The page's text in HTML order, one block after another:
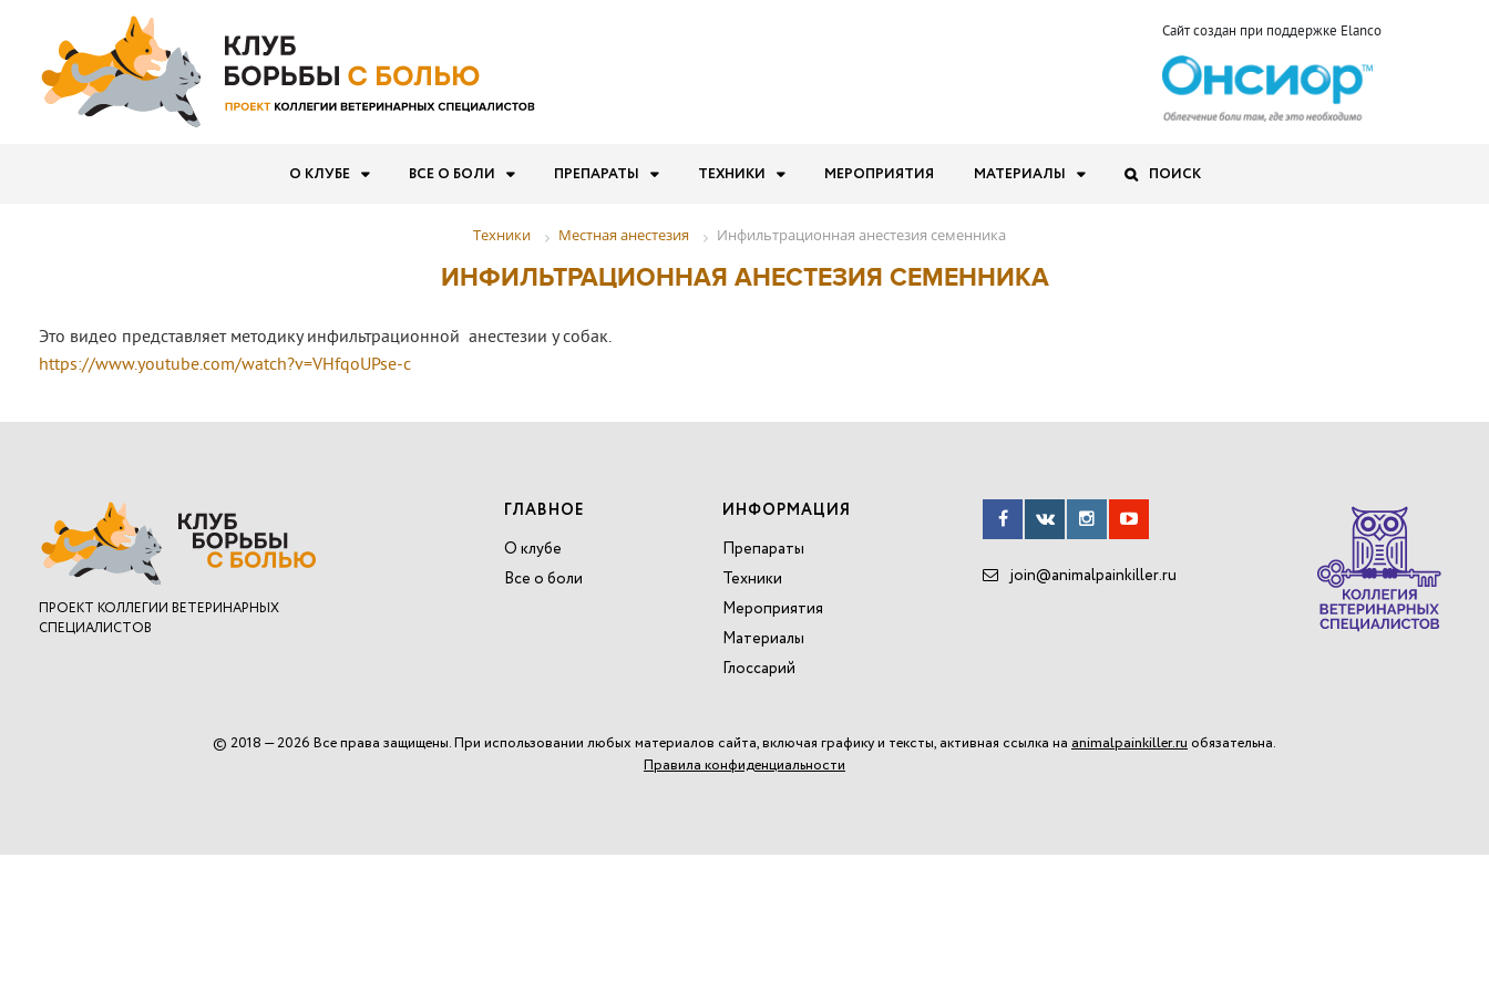
Сайт создан при поддержке Elanco
О КЛУБЕ ВСЕ О БОЛИ ПРЕПАРАТЫ ТЕХНИКИ МЕРОПРИЯТИЯ МАТЕРИАЛЫ ПОИСК
Техники Местная анестезия Инфильтрационная анестезия семенника
ИНФИЛЬТРАЦИОННАЯ АНЕСТЕЗИЯ СЕМЕННИКА
Это видео представляет методику инфильтрационной анестезии у собак.
https://www.youtube.com/watch?v=VHfqoUPse-c
ПРОЕКТ КОЛЛЕГИИ ВЕТЕРИНАРНЫХ
СПЕЦИАЛИСТОВ
ГЛАВНОЕ
О клубе
Все о боли
ИНФОРМАЦИЯ
Препараты
Техники
Мероприятия
Материалы
Глоссарий
join@animalpainkiller.ru
© 2018 — 2026 Все права защищены. При использовании любых материалов сайта, включая графику и тексты, активная ссылка на animalpainkiller.ru обязательна.
Правила конфиденциальности